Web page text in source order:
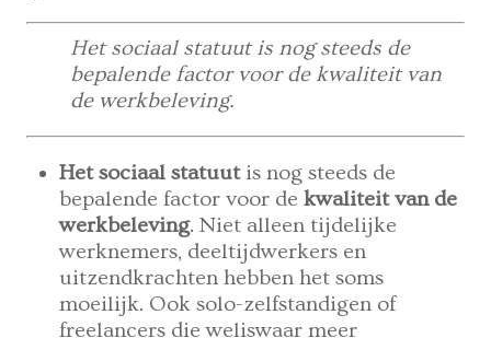
Het sociaal statuut is nog steeds de
bepalende factor voor de kwaliteit van
de werkbeleving.
Het sociaal statuutis nog steeds de
bepalende factor voor dekwaliteit van de
werkbeleving. Niet alleen tijdelijke
werknemers, deeltijdwerkers en
uitzendkrachten hebben het soms
moeilijk. Ook solo-zelfstandigen of
freelancers die weliswaar meer